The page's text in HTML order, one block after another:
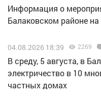
Информация о
Балаковском районе
04.08.2026 18:39 2269
В среду, 5 августа, в
электричество в 10
частных домах